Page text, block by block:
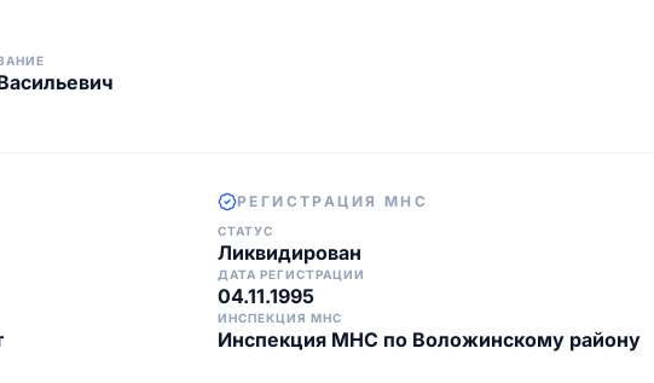
РЕГИСТРАЦИЯ МНС
СТАТУС
Ликвидирован
ДАТА РЕГИСТРАЦИИ
04.11.1995
ИНСПЕКЦИЯ МНС
Инспекция МНС по Воложинскому району